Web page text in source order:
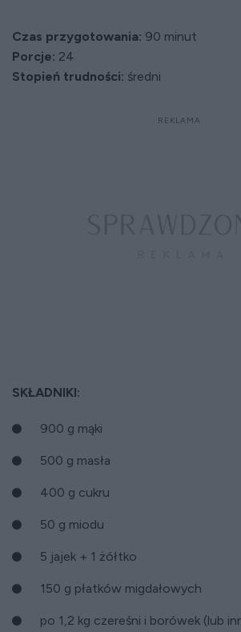
Czas przygotowania: 90 minut
Porcje: 24
Stopień trudności: średni
SKŁADNIKI:
900 g mąki
500 g masła
400 g cukru
50 g miodu
5 jajek + 1 żółtko
150 g płatków migdałowych
po 1,2 kg czereśni i borówek (lub